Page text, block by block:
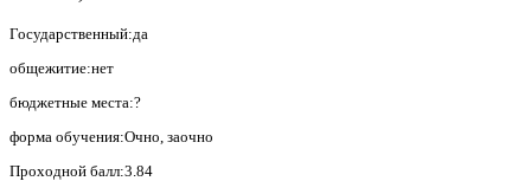
Государственный:да
общежитие:нет
бюджетные места:?
форма обучения:Очно, заочно
Проходной балл:3.84